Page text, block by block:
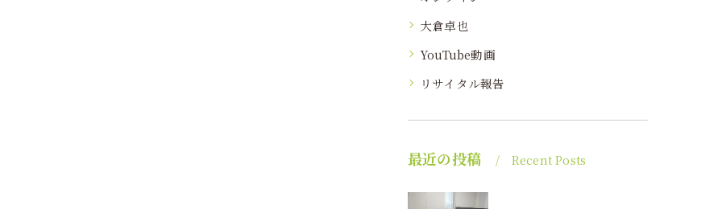
大倉卓也
YouTube動画
リサイタル報告
最近の投稿 Recent Posts